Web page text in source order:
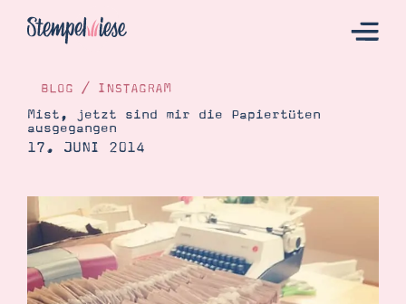
Hier Starten
Bestellen
Kontakt
BLOG / INSTAGRAM
Mist, jetzt sind mir die Papiertüten
ausgegangen
17. JUNI 2014